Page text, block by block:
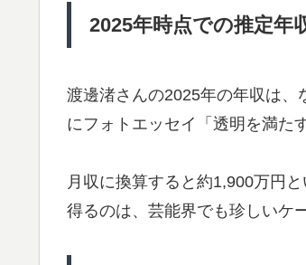
2025年時点での推定年
渡邊渚さんの2025年の年収は
にフォトエッセイ「透明を満た
月収に換算すると約1,900万円
得るのは、芸能界でも珍しいケ